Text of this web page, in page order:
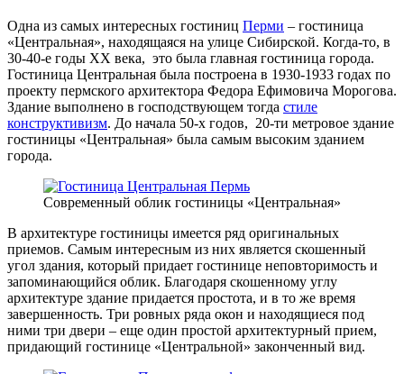
Одна из самых интересных гостиниц Перми – гостиница
«Центральная», находящаяся на улице Сибирской. Когда-то, в
30-40-е годы XX века, это была главная гостиница города.
Гостиница Центральная была построена в 1930-1933 годах по
проекту пермского архитектора Федора Ефимовича Морогова.
Здание выполнено в господствующем тогда стиле
конструктивизм. До начала 50-х годов, 20-ти метровое здание
гостиницы «Центральная» была самым высоким зданием
города.
Современный облик гостиницы «Центральная»
В архитектуре гостиницы имеется ряд оригинальных
приемов. Самым интересным из них является скошенный
угол здания, который придает гостинице неповторимость и
запоминающийся облик. Благодаря скошенному углу
архитектуре здание придается простота, и в то же время
завершенность. Три ровных ряда окон и находящиеся под
ними три двери – еще один простой архитектурный прием,
придающий гостинице «Центральной» законченный вид.